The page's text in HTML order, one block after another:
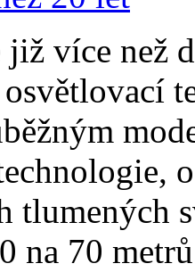
více než
tlumených
na 70